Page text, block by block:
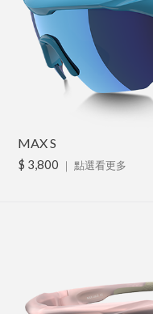
MAX S
$ 3,800 ｜ 點選看更多